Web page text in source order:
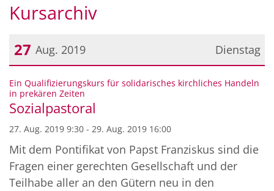
Kursarchiv
Dienstag
27 Aug. 2019
Datum: 27. August 2019
Ein Qualifizierungskurs für solidarisches kirchliches Handeln
in prekären Zeiten
Sozialpastoral
27. Aug. 2019 9:30 - 29. Aug. 2019 16:00
Mit dem Pontifikat von Papst Franziskus sind die
Fragen einer gerechten Gesellschaft und der
Teilhabe aller an den Gütern neu in den